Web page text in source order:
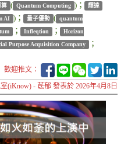
算 ( Quantum Computing )； 輝達
AI )； 量子優勢 ( quantum
； Infleqtion ；
Horizon
Purpose Acquisition Company ；
｜ 歡迎推文：
(iKnow) - 茋郁 發表於 2026年4月8日